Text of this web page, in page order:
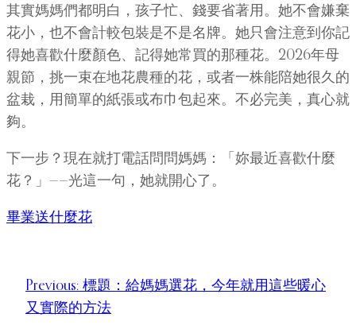
其實媽媽們都明白，孩子忙、錢要省著用。她不會嫌棄
花小，也不會計較包裝是不是名牌。她只會注意到你記
得她喜歡什麼顏色、記得她常買的那種花。2026年母
親節，挑一束在地花農種的花，或者一株能陪她很久的
盆栽，用簡單的紙張或布巾包起來。不必完美，真心就
夠。
下一步？現在就打電話問問媽媽：「妳最近喜歡什麼
花？」——光這一句，她就開心了。
畢業送什麼花
Previous: 標題：給媽媽選花，今年就用這些暖心
又實際的方法